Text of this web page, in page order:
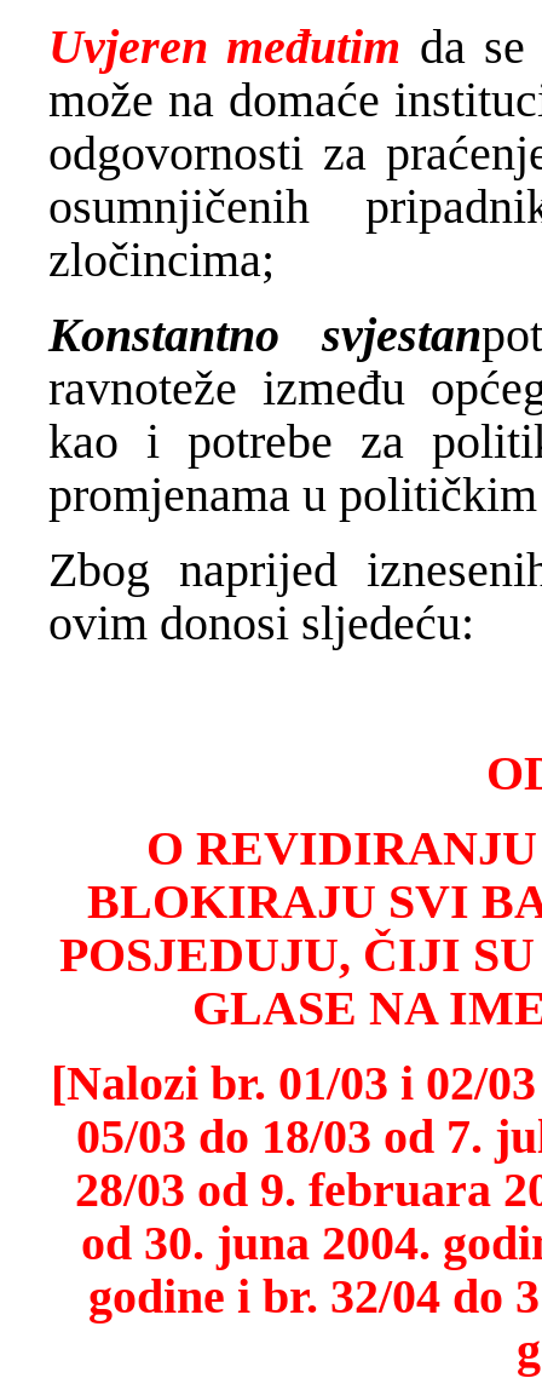
Uvjeren međutim da
može na domaće
odgovornosti za
osumnjičenih
zločincima;
Konstantno svjestan
ravnoteže između
kao i potrebe za
promjenama u
Zbog naprijed
ovim donosi sljedeću:
O
BLOKIRAJU SVI
POSJEDUJU, ČIJI
GLASE NA
[Nalozi br. 01/03 i 02/
05/03 do 18/03 od 7.
28/03 od 9. februara
od 30. juna 2004.
godine i br. 32/04 do